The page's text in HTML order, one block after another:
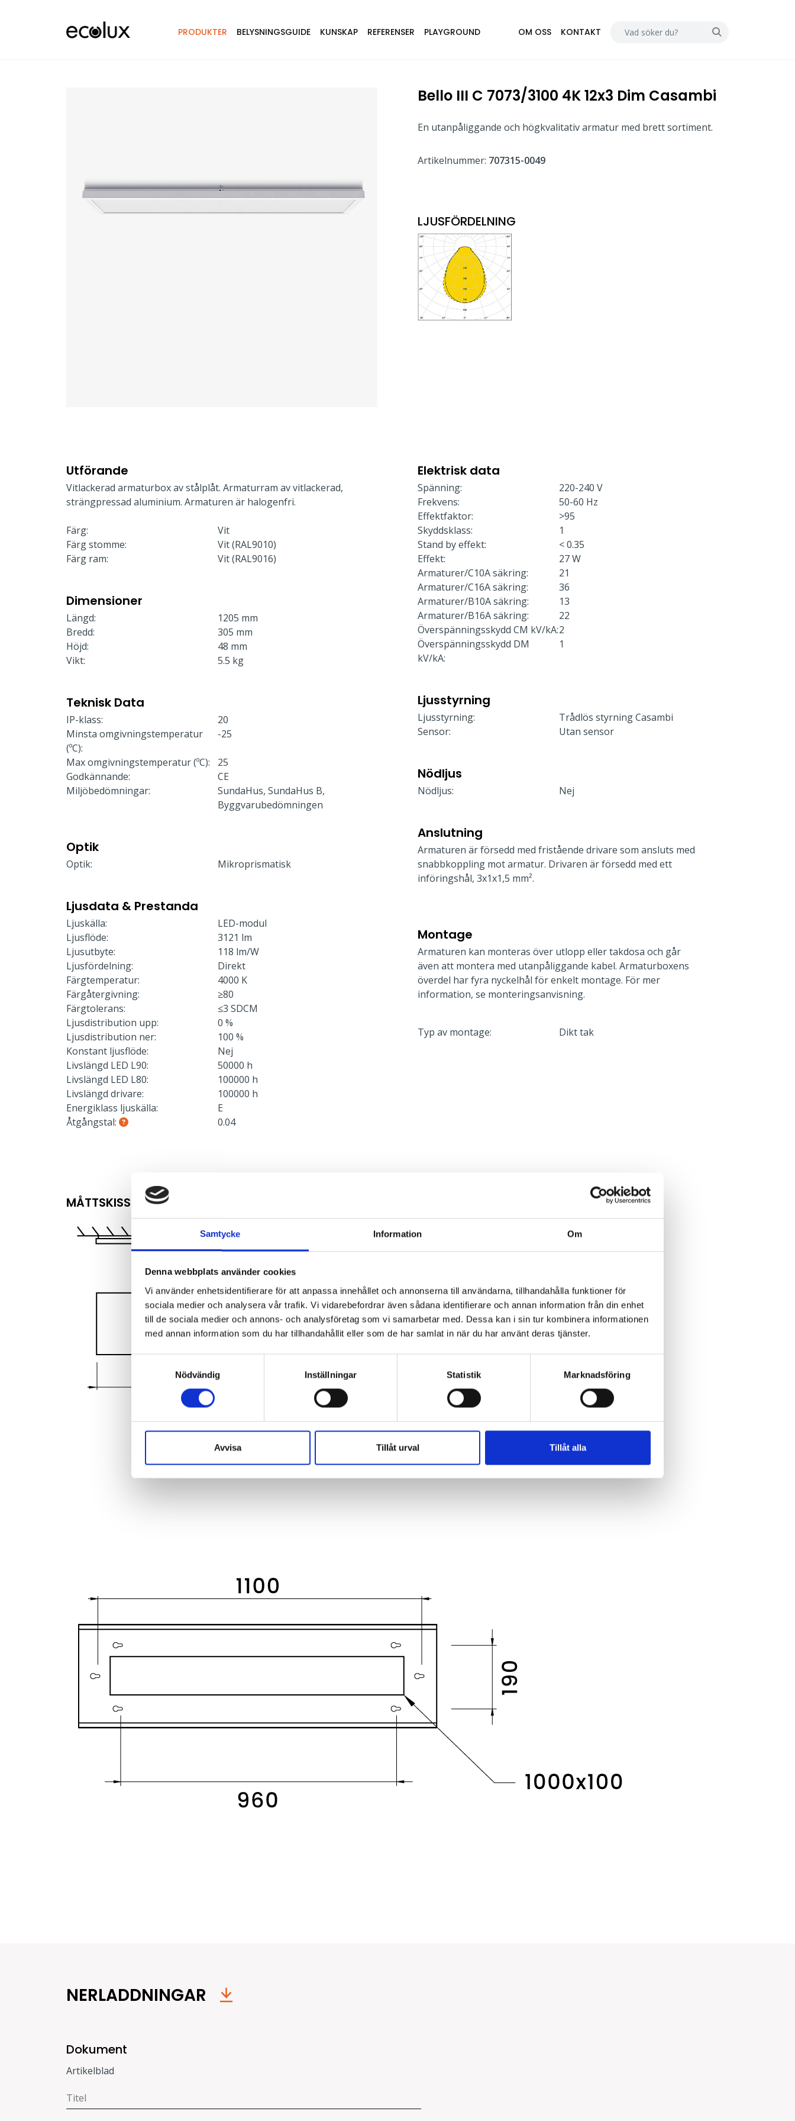
Samtycke Information Om
Denna webbplats använder cookies
Vi använder enhetsidentifierare för att anpassa innehållet och annonserna till användarna, tillhandahålla funktioner för
sociala medier och analysera vår trafik. Vi vidarebefordrar även sådana identifierare och annan information från din enhet
till de sociala medier och annons- och analysföretag som vi samarbetar med. Dessa kan i sin tur kombinera informationen
med annan information som du har tillhandahållit eller som de har samlat in när du har använt deras tjänster.
Nödvändig
Inställningar Statistik Marknadsföring
Avvisa Tillåt urval Tillåt alla
PRODUKTER BELYSNINGSGUIDE KUNSKAP REFERENSER PLAYGROUND OM OSS KONTAKT
Bello III C 7073/3100 4K 12x3 Dim Casambi
En utanpåliggande och högkvalitativ armatur med brett sortiment.
Artikelnummer: 707315-0049
LJUSFÖRDELNING
Utförande
Vitlackerad armaturbox av stålplåt. Armaturram av vitlackerad,
strängpressad aluminium. Armaturen är halogenfri.
Färg:
Vit
Färg stomme:
Vit (RAL9010)
Färg ram:
Vit (RAL9016)
Dimensioner
Längd:
1205 mm
Bredd:
305 mm
Höjd:
48 mm
Vikt:
5.5 kg
Teknisk Data
IP-klass:
20
Minsta omgivningstemperatur
(ºC):
-25
Max omgivningstemperatur (ºC):
25
Godkännande:
CE
Miljöbedömningar:
SundaHus, SundaHus B,
Byggvarubedömningen
Optik
Optik: Mikroprismatisk
Ljusdata & Prestanda
Ljuskälla:
LED-modul
Ljusflöde:
3121 lm
Ljusutbyte:
118 lm/W
Ljusfördelning:
Direkt
Färgtemperatur:
4000 K
Färgåtergivning:
≥80
Färgtolerans:
≤3 SDCM
Ljusdistribution upp:
0 %
Ljusdistribution ner:
100 %
Konstant ljusflöde:
Nej
Livslängd LED L90:
50000 h
Livslängd LED L80:
100000 h
Livslängd drivare:
100000 h
Energiklass ljuskälla:
E
Åtgångstal:
0.04
Elektrisk data
Spänning:
220-240 V
Frekvens:
50-60 Hz
Effektfaktor:
>95
Skyddsklass:
1
Stand by effekt:
< 0.35
Effekt:
27 W
Armaturer/C10A säkring:
21
Armaturer/C16A säkring:
36
Armaturer/B10A säkring:
13
Armaturer/B16A säkring:
22
Överspänningsskydd CM kV/kA:2
Överspänningsskydd DM
kV/kA:
1
Ljusstyrning
Ljusstyrning:
Trådlös styrning Casambi
Sensor:
Utan sensor
Nödljus
Nödljus: Nej
Anslutning
Armaturen är försedd med fristående drivare som ansluts med
snabbkoppling mot armatur. Drivaren är försedd med ett
införingshål, 3x1x1,5 mm².
Montage
Armaturen kan monteras över utlopp eller takdosa och går
även att montera med utanpåliggande kabel. Armaturboxens
överdel har fyra nyckelhål för enkelt montage. För mer
information, se monteringsanvisning.
Typ av montage: Dikt tak
MÅTTSKISS
NERLADDNINGAR
Dokument
Artikelblad